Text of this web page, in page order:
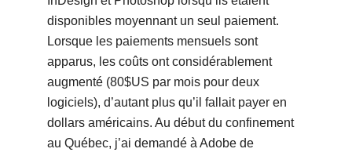
disponibles moyennant un seul paiement.
Lorsque les paiements mensuels sont
apparus, les coûts ont considérablement
augmenté (80$US par mois pour deux
logiciels), d’autant plus qu’il fallait payer en
dollars américains. Au début du confinement
au Québec, j’ai demandé à Adobe de